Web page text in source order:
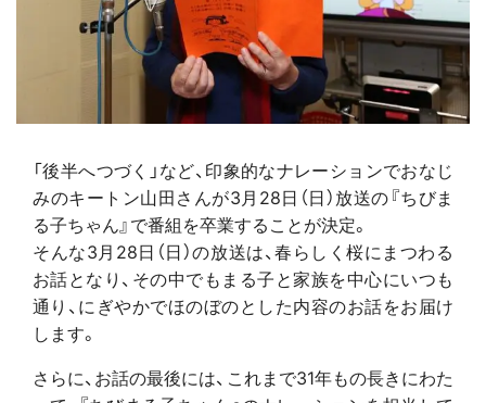
「後半へつづく」など、印象的なナレーションでおなじ
みのキートン山田さんが3月28日（日）放送の『ちびま
る子ちゃん』で番組を卒業することが決定。
そんな3月28日（日）の放送は、春らしく桜にまつわる
お話となり、その中でもまる子と家族を中心にいつも
通り、にぎやかでほのぼのとした内容のお話をお届け
します。
さらに、お話の最後には、これまで31年もの長きにわた